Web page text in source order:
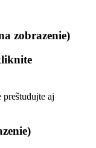
zobrazenie)
aj